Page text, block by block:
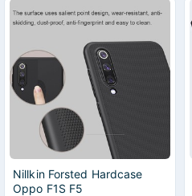
Nillkin Forsted Hardcase
Oppo F1S F5